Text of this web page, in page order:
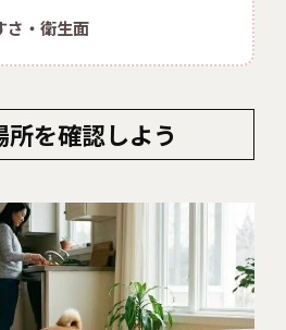
さ・衛生面
所を確認しよう